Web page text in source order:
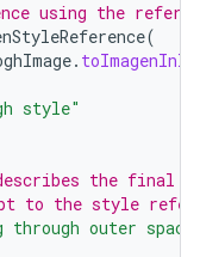
using the
(
.
style"
the final
to the style
outer